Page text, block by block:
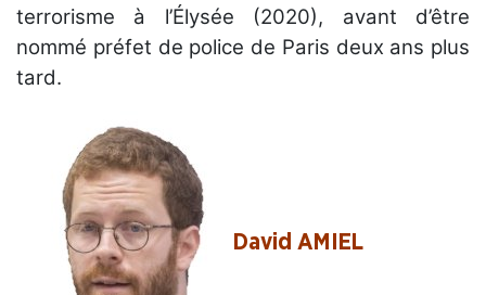
terrorisme à l’Élysée (2020), avant d’être
nommé préfet de police de Paris deux ans plus
tard.
David AMIEL